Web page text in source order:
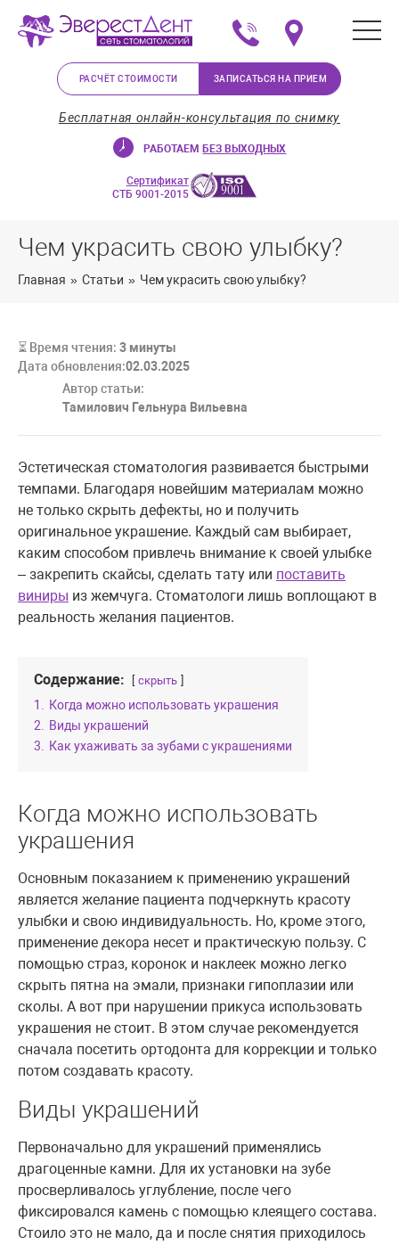
+375 (29) 623-72-37
Мы на карте в
РАСЧЁТ СТОИМОСТИ ЗАПИСАТЬСЯ НА ПРИЕМ
Бесплатная онлайн-консультация по снимку
Сертификат
СТБ 9001-2015
РАБОТАЕМБЕЗ ВЫХОДНЫХ
Чем украсить свою улыбку?
Главная » Статьи » Чем украсить свою улыбку?
⏳ Время чтения: 3 минуты
Дата обновления:02.03.2025
Автор статьи:
Тамилович Гельнура Вильевна
Эстетическая стоматология развивается быстрыми
темпами. Благодаря новейшим материалам можно
не только скрыть дефекты, но и получить
оригинальное украшение. Каждый сам выбирает,
каким способом привлечь внимание к своей улыбке
– закрепить скайсы, сделать тату или поставить
виниры из жемчуга. Стоматологи лишь воплощают в
реальность желания пациентов.
Содержание: скрыть
1. Когда можно использовать украшения
2. Виды украшений
3. Как ухаживать за зубами с украшениями
Когда можно использовать
украшения
Основным показанием к применению украшений
является желание пациента подчеркнуть красоту
улыбки и свою индивидуальность. Но, кроме этого,
применение декора несет и практическую пользу. С
помощью страз, коронок и наклеек можно легко
скрыть пятна на эмали, признаки гипоплазии или
сколы. А вот при нарушении прикуса использовать
украшения не стоит. В этом случае рекомендуется
сначала посетить ортодонта для коррекции и только
потом создавать красоту.
Виды украшений
Первоначально для украшений применялись
драгоценные камни. Для их установки на зубе
просверливалось углубление, после чего
фиксировался камень с помощью клеящего состава.
Стоило это не мало, да и после снятия приходилось